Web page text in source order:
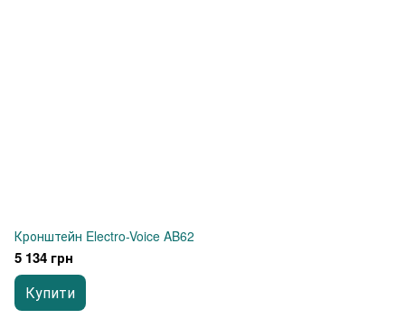
Кронштейн Electro-Voice AB62
5 134 грн
Купити